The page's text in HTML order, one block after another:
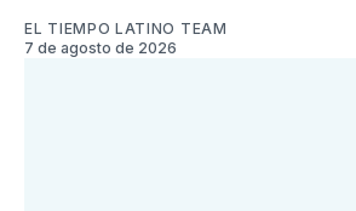
EL TIEMPO LATINO TEAM
7 de agosto de 2026